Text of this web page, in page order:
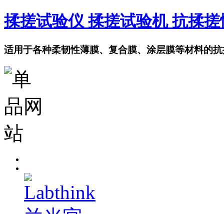
揉搓试验仪 揉搓试验机 抗揉
适用于各种柔韧性薄膜、复合膜、涂层膜等材料的